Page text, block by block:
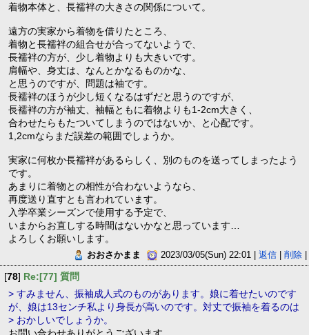
着物本体と、長襦袢の大きさの関係について。
遠方の実家から着物を借りたところ、
着物と長襦袢の組合せが合ってないようで、
長襦袢の方が、少し着物よりも大きいです。
肩幅や、身丈は、なんとかなるものかな、
と思うのですが、問題は袖です。
長襦袢のほうが少し短くなるはずだと思うのですが、
長襦袢の方が袖丈、袖幅ともに着物よりも1-2cm大きく、
合わせたらもたついてしまうのではないか、と心配です。
1,2cmならまだ誤差の範囲でしょうか。
実家に何枚か長襦袢があるらしく、別のものを送ってしまったよう
です。
あまりに着物との相性が合わないようなら、
再度送り直すとも言われています。
入学卒業シーズンで使用する予定で、
いまからお直しする時間はないかなと思っています…
よろしくお願いします。
おおさかまま 2023/03/05(Sun) 22:01 |返信 |削除
[78] Re:[77] 質問
> すみません、振袖成人式のものがあります。娘に着せたいのです
が、娘は13センチ私より身長が高いのです。対丈で振袖を着るのは
> おかしいでしょうか。